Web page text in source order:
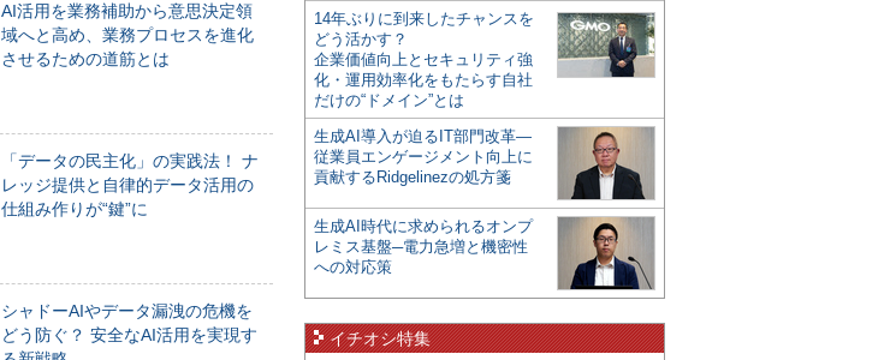
AI活用を業務補助から意思決定領
域へと高め、業務プロセスを進化
させるための道筋とは
「データの民主化」の実践法！ ナ
レッジ提供と自律的データ活用の
仕組み作りが“鍵”に
シャドーAIやデータ漏洩の危機を
どう防ぐ？ 安全なAI活用を実現す
14年ぶりに到来したチャンスを
どう活かす？
企業価値向上とセキュリティ強
化・運用効率化をもたらす自社
だけの“ドメイン”とは
生成AI導入が迫るIT部門改革―
従業員エンゲージメント向上に
貢献するRidgelinezの処方箋
生成AI時代に求められるオンプ
レミス基盤─電力急増と機密性
への対応策
イチオシ特集